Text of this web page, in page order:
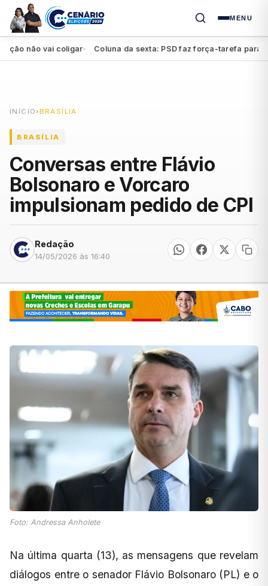
MENU
não vai coligar● Coluna da sexta: PSD faz força-tarefa para
INÍCIO › BRASÍLIA
BRASÍLIA
Conversas entre Flávio
Bolsonaro e Vorcaro
impulsionam pedido de CPI
Redação
14/05/2026 às 16:40
Foto: Andressa Anholete
Na última quarta (13), as mensagens que revelam
diálogos entre o senador Flávio Bolsonaro (PL) e o